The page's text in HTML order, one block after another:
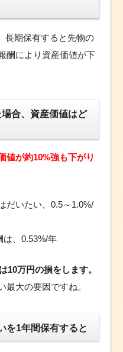
長期保有すると先物の
酬により資産価値が下
合、資産価値はど
値が約10%強も下がり
だいたい、0.5～1.0%/
は、0.53%/年
10万円の損をします。
最大の要因ですね。
を1年間保有すると